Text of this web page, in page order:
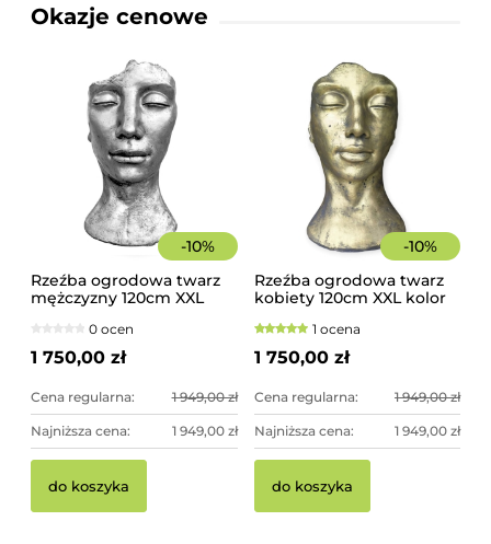
Okazje cenowe
-10%
Rzeźba ogrodowa twarz
mężczyzny 120cm XXL
imponująca dekoracja
ogrodowa
0 ocen
1 750,00 zł
Cena regularna: 1 949,00 zł
Najniższa cena: 1 949,00 zł
do koszyka
-10%
Rzeźba ogrodowa twarz
kobiety 120cm XXL kolor
imponująca dekoracja
ogrodowa
1 ocena
1 750,00 zł
Cena regularna: 1 949,00 zł
Najniższa cena: 1 949,00 zł
do koszyka